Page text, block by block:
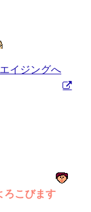
ろこびます